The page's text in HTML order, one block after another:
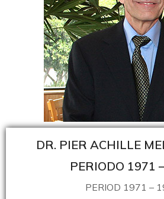
DR. PIER ACHILLE
PERIODO 1971
PERIOD 1971 –